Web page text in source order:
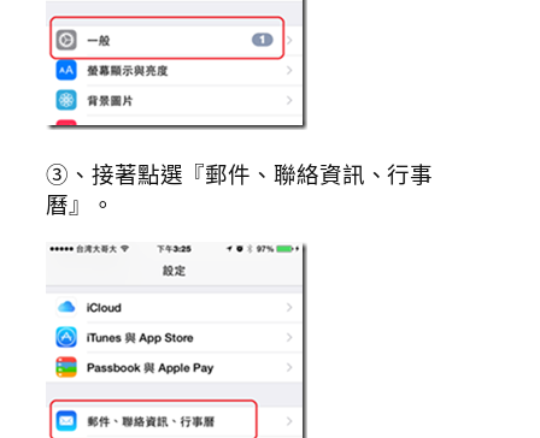
③、接著點選『郵件、聯絡資訊、行事
曆』。